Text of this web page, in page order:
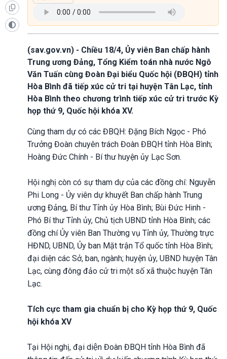
(sav.gov.vn) - Chiều 18/4, Ủy viên Ban chấp hành
Trung ương Đảng, Tổng Kiểm toán nhà nước Ngô
Văn Tuấn cùng Đoàn Đại biểu Quốc hội (ĐBQH) tỉnh
Hòa Bình đã tiếp xúc cử tri tại huyện Tân Lạc, tỉnh
Hòa Bình theo chương trình tiếp xúc cử tri trước Kỳ
họp thứ 9, Quốc hội khóa XV.
Cùng tham dự có các ĐBQH: Đặng Bích Ngọc - Phó
Trưởng Đoàn chuyên trách Đoàn ĐBQH tỉnh Hòa Bình;
Hoàng Đức Chính - Bí thư huyện ủy Lạc Sơn.
Hội nghị còn có sự tham dự của các đồng chí: Nguyễn
Phi Long - Ủy viên dự khuyết Ban chấp hành Trung
ương Đảng, Bí thư Tỉnh ủy Hòa Bình; Bùi Đức Hinh -
Phó Bí thư Tỉnh ủy, Chủ tịch UBND tỉnh Hòa Bình; các
đồng chí Ủy viên Ban Thường vụ Tỉnh ủy, Thường trực
HĐND, UBND, Ủy ban Mặt trận Tổ quốc tỉnh Hòa Bình;
đại diện các Sở, ban, ngành; huyện ủy, UBND huyện Tân
Lạc, cùng đông đảo cử tri một số xã thuộc huyện Tân
Lạc.
Tích cực tham gia chuẩn bị cho Kỳ họp thứ 9, Quốc
hội khóa XV
Tại Hội nghị, đại diện Đoàn ĐBQH tỉnh Hòa Bình đã